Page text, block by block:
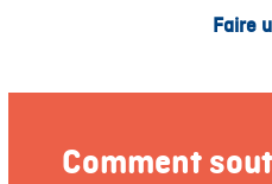
Faire
Comment